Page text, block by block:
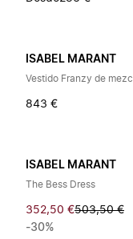
ISABEL MARANT
843 €
ISABEL MARANT
The Bess Dress
352,50 €503,50 €
-30%